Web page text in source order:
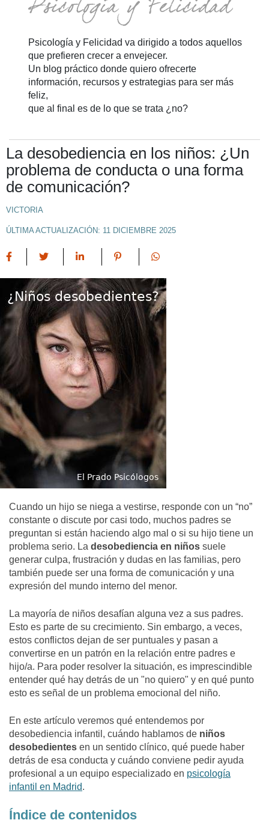
Psicología y Felicidad va dirigido a todos aquellos
que prefieren crecer a envejecer.
Un blog práctico donde quiero ofrecerte
información, recursos y estrategias para ser más
feliz,
que al final es de lo que se trata ¿no?
La desobediencia en los niños: ¿Un
problema de conducta o una forma
de comunicación?
VICTORIA
ÚLTIMA ACTUALIZACIÓN: 11 DICIEMBRE 2025
Cuando un hijo se niega a vestirse, responde con un “no”
constante o discute por casi todo, muchos padres se
preguntan si están haciendo algo mal o si su hijo tiene un
problema serio. La desobediencia en niños suele
generar culpa, frustración y dudas en las familias, pero
también puede ser una forma de comunicación y una
expresión del mundo interno del menor.
La mayoría de niños desafían alguna vez a sus padres.
Esto es parte de su crecimiento. Sin embargo, a veces,
estos conflictos dejan de ser puntuales y pasan a
convertirse en un patrón en la relación entre padres e
hijo/a. Para poder resolver la situación, es imprescindible
entender qué hay detrás de un "no quiero" y en qué punto
esto es señal de un problema emocional del niño.
En este artículo veremos qué entendemos por
desobediencia infantil, cuándo hablamos de niños
desobedientes en un sentido clínico, qué puede haber
detrás de esa conducta y cuándo conviene pedir ayuda
profesional a un equipo especializado en psicología
infantil en Madrid.
Índice de contenidos